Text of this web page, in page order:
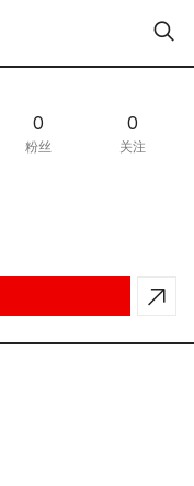
0
粉丝
0
关注